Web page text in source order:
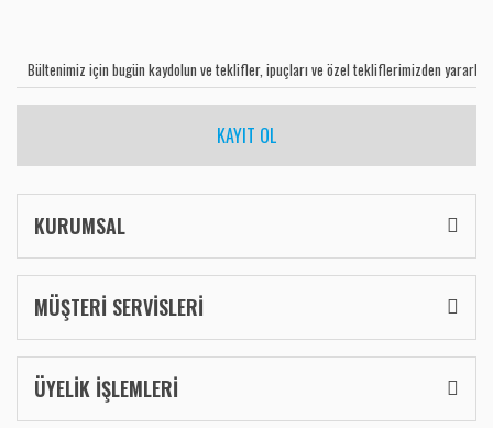
KAYIT OL
KURUMSAL
MÜŞTERİ SERVİSLERİ
ÜYELİK İŞLEMLERİ